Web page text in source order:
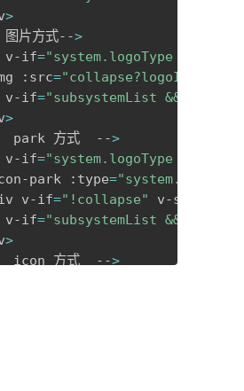
>
片方式-->
v-if="system.logoType
:src=
v-if="subsystemList &&
>
park 方式  -->
v-if="system.logoType
park :type=
v-if="!collapse" v-show
v-if="subsystemList &&
>
icon 方式  -->